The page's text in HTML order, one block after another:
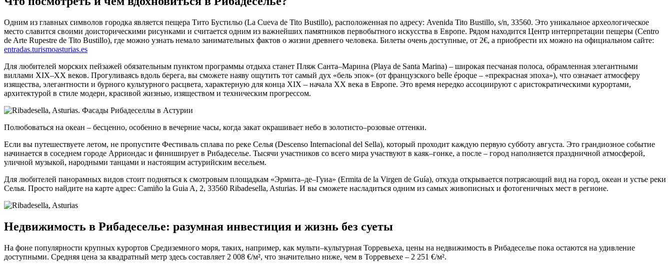
Одним из главных символов городка является пещера Тито Бустильо (La Cueva de Tito Bustillo), расположенная по адресу: Avenida Tito Bustillo, s/n, 33560. Это уникальное археологическое
место славится своими доисторическими рисунками и считается одним из важнейших памятников первобытного искусства в Европе. Рядом находится Центр интерпретации пещеры (Centro
de Arte Rupestre de Tito Bustillo), где можно узнать немало занимательных фактов о жизни древнего человека. Билеты очень доступные, от 2€, а приобрести их можно на официальном сайте:
entradas.turismoasturias.es
Для любителей морских пейзажей обязательным пунктом программы отдыха станет Пляж Санта–Марина (Playa de Santa Marina) – широкая песчаная полоса, обрамленная элегантными
виллами XIX–XX веков. Прогуливаясь вдоль берега, вы сможете наяву ощутить тот самый дух «бель эпок» (от французского belle époque – «прекрасная эпоха»), что означает атмосферу
изящества, элегантности и бурного культурного расцвета, характерную для конца XIX – начала XX века в Европе. Это время нередко ассоциируют с аристократическими курортами,
архитектурой в стиле модерн, красивой жизнью, изяществом и техническим прогрессом.
Полюбоваться на океан – бесценно, особенно в вечерние часы, когда закат окрашивает небо в золотисто–розовые оттенки.
Если вы путешествуете летом, не пропустите Фестиваль сплава по реке Селья (Descenso Internacional del Sella), который проходит каждую первую субботу августа. Это грандиозное событие
начинается в соседнем городе Арриондас и финиширует в Рибадеселье. Тысячи участников со всего мира участвуют в каяк–гонке, а после – город наполняется праздничной атмосферой,
уличной музыкой, народными танцами и настоящим астурийским весельем.
Для любителей панорамных видов стоит подняться к смотровым площадкам «Эрмита–де–Гуиа» (Ermita de la Virgen de Guía), откуда открывается потрясающий вид на город, океан и устье реки
Селья. Просто найдите на карте адрес: Camiño la Guia A, 2, 33560 Ribadesella, Asturias. И вы сможете насладиться одним из самых живописных и фотогеничных мест в регионе.
Недвижимость в Рибадеселье: разумная инвестиция и жизнь без суеты
На фоне популярности крупных курортов Средиземного моря, таких, например, как мульти–культурная Торревьеха, цены на недвижимость в Рибадеселье пока остаются на удивление
доступными. Средняя цена за квадратный метр здесь составляет 2 008 €/м², что значительно ниже, чем в Торревьехе – 2 251 €/м².